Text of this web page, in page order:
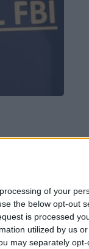
of your
the below opt-out
is processed
utilized by us
may separately
Μπιλ